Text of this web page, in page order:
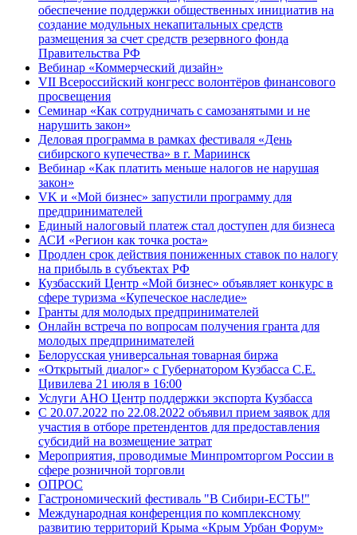
обеспечение поддержки общественных инициатив на
создание модульных некапитальных средств
размещения за счет средств резервного фонда
Правительства РФ
Вебинар «Коммерческий дизайн»
VII Всероссийский конгресс волонтёров финансового
просвещения
Семинар «Как сотрудничать с самозанятыми и не
нарушить закон»
Деловая программа в рамках фестиваля «День
сибирского купечества» в г. Мариинск
Вебинар «Как платить меньше налогов не нарушая
закон»
VK и «Мой бизнес» запустили программу для
предпринимателей
Единый налоговый платеж стал доступен для бизнеса
АСИ «Регион как точка роста»
Продлен срок действия пониженных ставок по налогу
на прибыль в субъектах РФ
Кузбасский Центр «Мой бизнес» объявляет конкурс в
сфере туризма «Купеческое наследие»
Гранты для молодых предпринимателей
Онлайн встреча по вопросам получения гранта для
молодых предпринимателей
Белорусская универсальная товарная биржа
«Открытый диалог» с Губернатором Кузбасса С.Е.
Цивилева 21 июля в 16:00
Услуги АНО Центр поддержки экспорта Кузбасса
С 20.07.2022 по 22.08.2022 объявил прием заявок для
участия в отборе претендентов для предоставления
субсидий на возмещение затрат
Мероприятия, проводимые Минпромторгом России в
сфере розничной торговли
ОПРОС
Гастрономический фестиваль "В Сибири-ЕСТЬ!"
Международная конференция по комплексному
развитию территорий Крыма «Крым Урбан Форум»